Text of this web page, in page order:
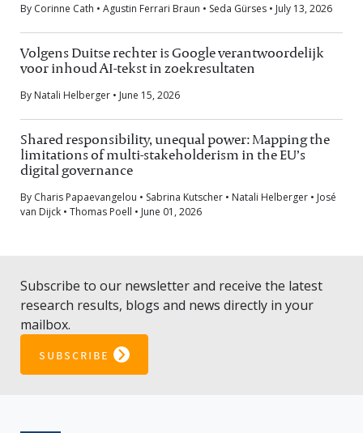
By Corinne Cath • Agustin Ferrari Braun • Seda Gürses • July 13, 2026
Volgens Duitse rechter is Google verantwoordelijk
voor inhoud AI-tekst in zoekresultaten
By Natali Helberger • June 15, 2026
Shared responsibility, unequal power: Mapping the
limitations of multi-stakeholderism in the EU’s
digital governance
By Charis Papaevangelou • Sabrina Kutscher • Natali Helberger • José
van Dijck • Thomas Poell • June 01, 2026
Subscribe to our newsletter and receive the latest
research results, blogs and news directly in your
mailbox.
subscribe